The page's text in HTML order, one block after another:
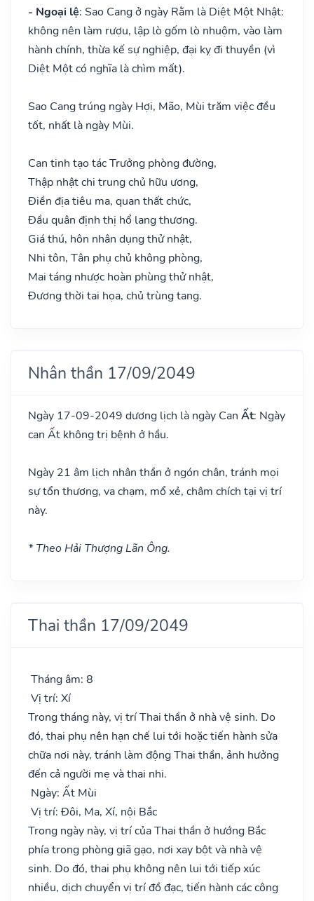
- Ngoại lệ: Sao Cang ở ngày Rằm là Diệt Một Nhật:
không nên làm rượu, lập lò gốm lò nhuộm, vào làm
hành chính, thừa kế sự nghiệp, đại kỵ đi thuyền (vì
Diệt Một có nghĩa là chìm mất).
Sao Cang trúng ngày Hợi, Mão, Mùi trăm việc đều
tốt, nhất là ngày Mùi.
Can tinh tạo tác Trưởng phòng đường,
Thập nhật chi trung chủ hữu ương,
Điền địa tiêu ma, quan thất chức,
Đầu quân định thị hổ lang thương.
Giá thú, hôn nhân dụng thử nhật,
Nhi tôn, Tân phụ chủ không phòng,
Mai táng nhược hoàn phùng thử nhật,
Đương thời tai họa, chủ trùng tang.
Nhân thần 17/09/2049
Ngày 17-09-2049 dương lịch là ngày Can Ất: Ngày
can Ất không trị bệnh ở hầu.
Ngày 21 âm lịch nhân thần ở ngón chân, tránh mọi
sự tổn thương, va chạm, mổ xẻ, châm chích tại vị trí
này.
* Theo Hải Thượng Lãn Ông.
Thai thần 17/09/2049
Tháng âm: 8
Vị trí: Xí
Trong tháng này, vị trí Thai thần ở nhà vệ sinh. Do
đó, thai phụ nên hạn chế lui tới hoặc tiến hành sửa
chữa nơi này, tránh làm động Thai thần, ảnh hưởng
đến cả người mẹ và thai nhi.
Ngày: Ất Mùi
Vị trí: Đôi, Ma, Xí, nội Bắc
Trong ngày này, vị trí của Thai thần ở hướng Bắc
phía trong phòng giã gạo, nơi xay bột và nhà vệ
sinh. Do đó, thai phụ không nên lui tới tiếp xúc
nhiều, dịch chuyển vị trí đồ đạc, tiến hành các công